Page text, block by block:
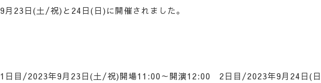
9月23日(土/祝)と24日(日)に開催されました。
1日目/2023年9月23日(土/祝)開場11:00～開演12:00 2日目/2023年9月24日(